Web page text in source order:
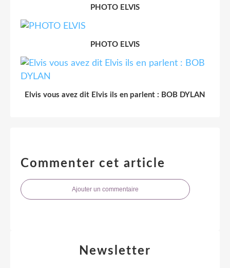
PHOTO ELVIS
PHOTO ELVIS
Elvis vous avez dit Elvis ils en parlent : BOB DYLAN
Commenter cet article
Ajouter un commentaire
Newsletter